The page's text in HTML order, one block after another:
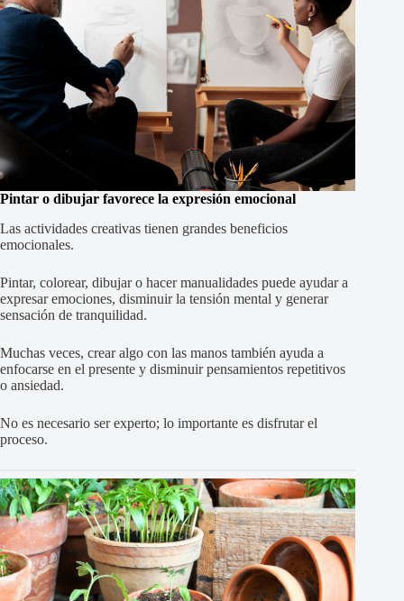
Pintar o dibujar favorece la expresión emocional
Las actividades creativas tienen grandes beneficios
emocionales.
Pintar, colorear, dibujar o hacer manualidades puede ayudar a
expresar emociones, disminuir la tensión mental y generar
sensación de tranquilidad.
Muchas veces, crear algo con las manos también ayuda a
enfocarse en el presente y disminuir pensamientos repetitivos
o ansiedad.
No es necesario ser experto; lo importante es disfrutar el
proceso.